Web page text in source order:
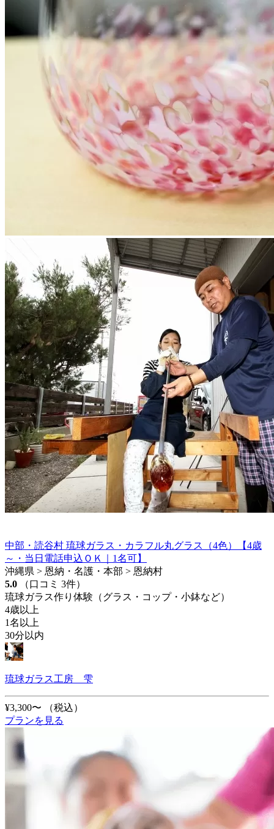
中部・読谷村 琉球ガラス・カラフル丸グラス（4色）【4歳
～・当日電話申込ＯＫ｜1名可】
沖縄県 > 恩納・名護・本部 > 恩納村
5.0
（口コミ 3件）
琉球ガラス作り体験（グラス・コップ・小鉢など）
4歳以上
1名以上
30分以内
琉球ガラス工房 雫
¥3,300〜
（税込）
プランを見る